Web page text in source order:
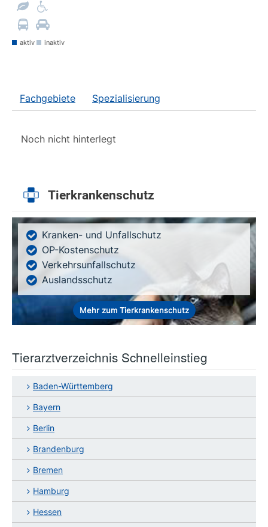
aktiv inaktiv
Fachgebiete Spezialisierung
Noch nicht hinterlegt
Tierkrankenschutz
Kranken- und Unfallschutz
OP-Kostenschutz
Verkehrsunfallschutz
Auslandsschutz
Mehr zum Tierkrankenschutz
Tierarztverzeichnis Schnelleinstieg
Baden-Württemberg
Bayern
Berlin
Brandenburg
Bremen
Hamburg
Hessen